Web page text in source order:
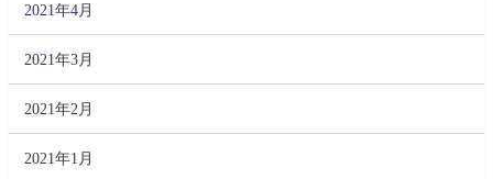
2021年4月
2021年3月
2021年2月
2021年1月